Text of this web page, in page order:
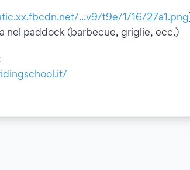
...v9/t9e/1/16/27a1.png
nel paddock (barbecue, griglie, ecc.)